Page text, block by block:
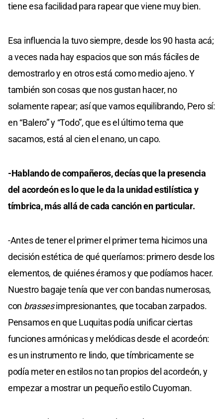
tiene esa facilidad para rapear que viene muy bien.
Esa influencia la tuvo siempre, desde los 90 hasta acá;
a veces nada hay espacios que son más fáciles de
demostrarlo y en otros está como medio ajeno. Y
también son cosas que nos gustan hacer, no
solamente rapear; así que vamos equilibrando, Pero sí:
en “Balero” y “Todo”, que es el último tema que
sacamos, está al cien el enano, un capo.
-Hablando de compañeros, decías que la presencia
del acordeón es lo que le da la unidad estilística y
tímbrica, más allá de cada canción en particular.
-Antes de tener el primer el primer tema hicimos una
decisión estética de qué queríamos: primero desde los
elementos, de quiénes éramos y que podíamos hacer.
Nuestro bagaje tenía que ver con bandas numerosas,
con brassesimpresionantes, que tocaban zarpados.
Pensamos en que Luquitas podía unificar ciertas
funciones armónicas y melódicas desde el acordeón:
es un instrumento re lindo, que tímbricamente se
podía meter en estilos no tan propios del acordeón, y
empezar a mostrar un pequeño estilo Cuyoman.